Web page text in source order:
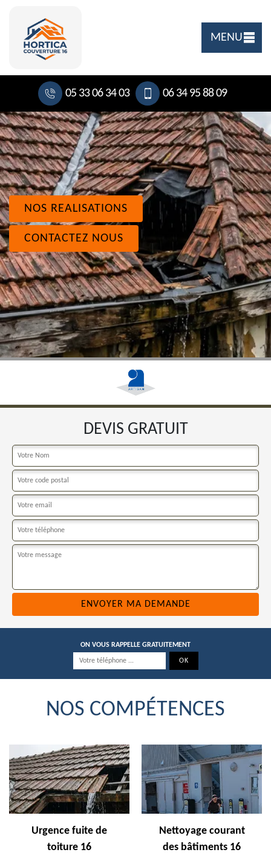
MENU
05 33 06 34 03 06 34 95 88 09
NOS REALISATIONS
CONTACTEZ NOUS
DEVIS GRATUIT
ON VOUS RAPPELLE GRATUITEMENT
NOS COMPÉTENCES
Urgence fuite de
toiture 16
Nettoyage courant
des bâtiments 16